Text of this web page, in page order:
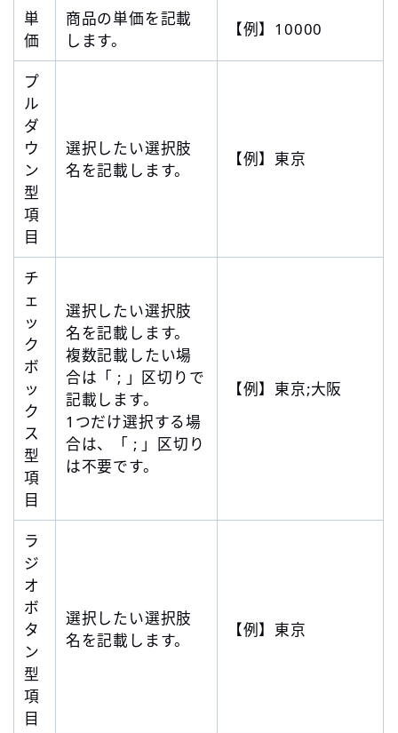
単
価
商品の単価を記載
します。
【例】10000
プ
ル
ダ
ウ
ン
型
項
目
選択したい選択肢
名を記載します。
【例】東京
チ
ェ
ッ
ク
ボ
ッ
ク
ス
型
項
目
選択したい選択肢
名を記載します。
複数記載したい場
合は「 ; 」区切りで
記載します。
1つだけ選択する場
合は、「 ; 」区切り
は不要です。
【例】東京;大阪
ラ
ジ
オ
ボ
タ
ン
型
項
目
選択したい選択肢
名を記載します。
【例】東京